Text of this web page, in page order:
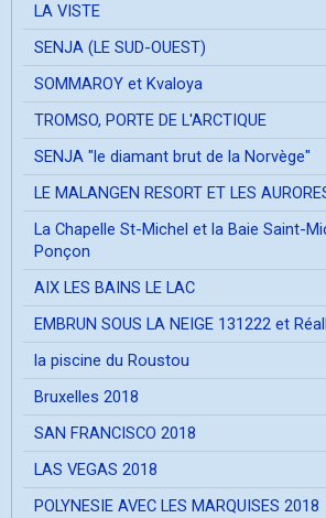
LA VISTE
SENJA (LE SUD-OUEST)
SOMMAROY et Kvaloya
TROMSO, PORTE DE L'ARCTIQUE
SENJA "le diamant brut de la Norvège"
LE MALANGEN RESORT ET LES
La Chapelle St-Michel et la Baie Saint-
Ponçon
AIX LES BAINS LE LAC
EMBRUN SOUS LA NEIGE 131222 et
la piscine du Roustou
Bruxelles 2018
SAN FRANCISCO 2018
LAS VEGAS 2018
POLYNESIE AVEC LES MARQUISES 2018